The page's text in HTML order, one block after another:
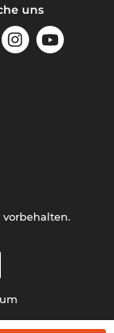
uns
vorbehalten.